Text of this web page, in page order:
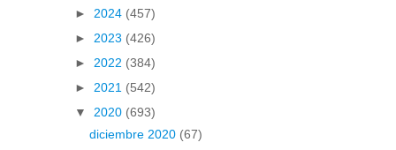
► 2024 (457)
► 2023 (426)
► 2022 (384)
► 2021 (542)
▼ 2020 (693)
diciembre 2020 (67)